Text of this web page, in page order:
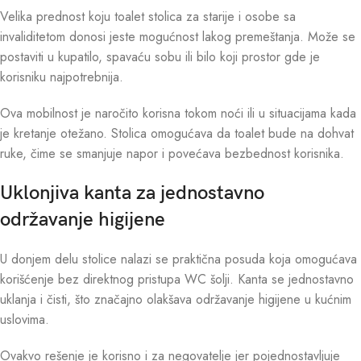
Velika prednost koju toalet stolica za starije i osobe sa
invaliditetom donosi jeste mogućnost lakog premeštanja. Može se
postaviti u kupatilo, spavaću sobu ili bilo koji prostor gde je
korisniku najpotrebnija.
Ova mobilnost je naročito korisna tokom noći ili u situacijama kada
je kretanje otežano. Stolica omogućava da toalet bude na dohvat
ruke, čime se smanjuje napor i povećava bezbednost korisnika.
Uklonjiva kanta za jednostavno
održavanje higijene
U donjem delu stolice nalazi se praktična posuda koja omogućava
korišćenje bez direktnog pristupa WC šolji. Kanta se jednostavno
uklanja i čisti, što značajno olakšava održavanje higijene u kućnim
uslovima.
Ovakvo rešenje je korisno i za negovatelje jer pojednostavljuje